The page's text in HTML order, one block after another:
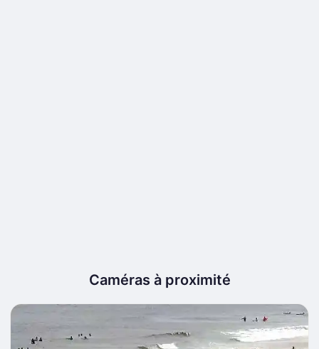
Caméras à proximité